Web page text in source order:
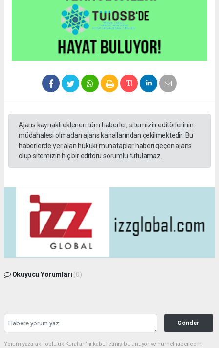
Ajans kaynaklı eklenen tüm haberler, sitemizin editörlerinin
müdahalesi olmadan ajans kanallarından çekilmektedir. Bu
haberlerde yer alan hukuki muhataplar haberi geçen ajans
olup sitemizin hiç bir editörü sorumlu tutulamaz.
Okuyucu Yorumları (0)
Gönder
Yorum yazarak Topluluk Kuralları’nı kabul etmiş bulunuyor ve hurnethaber.com